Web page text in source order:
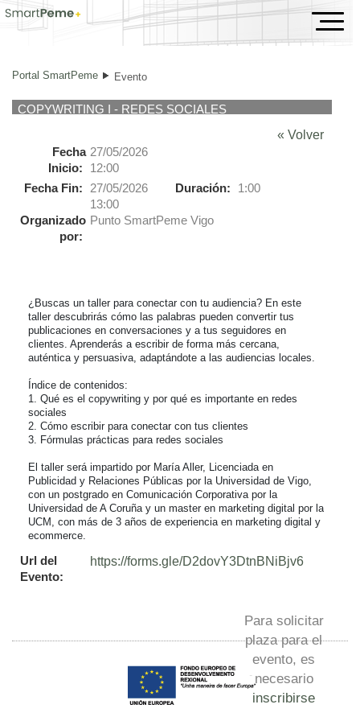
Evento
Portal SmartPeme Evento
COPYWRITING I - REDES SOCIALES
« Volver
Fecha
Inicio:
27/05/2026
12:00
Fecha Fin:
27/05/2026
13:00
Duración: 1:00
Organizado
por:
Punto SmartPeme Vigo
¿Buscas un taller para conectar con tu audiencia? En este
taller descubrirás cómo las palabras pueden convertir tus
publicaciones en conversaciones y a tus seguidores en
clientes. Aprenderás a escribir de forma más cercana,
auténtica y persuasiva, adaptándote a las audiencias locales.
Índice de contenidos:
1. Qué es el copywriting y por qué es importante en redes
sociales
2. Cómo escribir para conectar con tus clientes
3. Fórmulas prácticas para redes sociales
El taller será impartido por María Aller, Licenciada en
Publicidad y Relaciones Públicas por la Universidad de Vigo,
con un postgrado en Comunicación Corporativa por la
Universidad de A Coruña y un master en marketing digital por la
UCM, con más de 3 años de experiencia en marketing digital y
ecommerce.
Url del
Evento:
https://forms.gle/D2dovY3DtnBNiBjv6
Para solicitar
plaza para el
evento, es
necesario
inscribirse